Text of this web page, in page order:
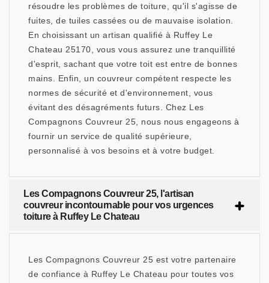
résoudre les problèmes de toiture, qu'il s'agisse de
fuites, de tuiles cassées ou de mauvaise isolation.
En choisissant un artisan qualifié à Ruffey Le
Chateau 25170, vous vous assurez une tranquillité
d'esprit, sachant que votre toit est entre de bonnes
mains. Enfin, un couvreur compétent respecte les
normes de sécurité et d'environnement, vous
évitant des désagréments futurs. Chez Les
Compagnons Couvreur 25, nous nous engageons à
fournir un service de qualité supérieure,
personnalisé à vos besoins et à votre budget.
Les Compagnons Couvreur 25, l'artisan
couvreur incontournable pour vos urgences
toiture à Ruffey Le Chateau
Les Compagnons Couvreur 25 est votre partenaire
de confiance à Ruffey Le Chateau pour toutes vos